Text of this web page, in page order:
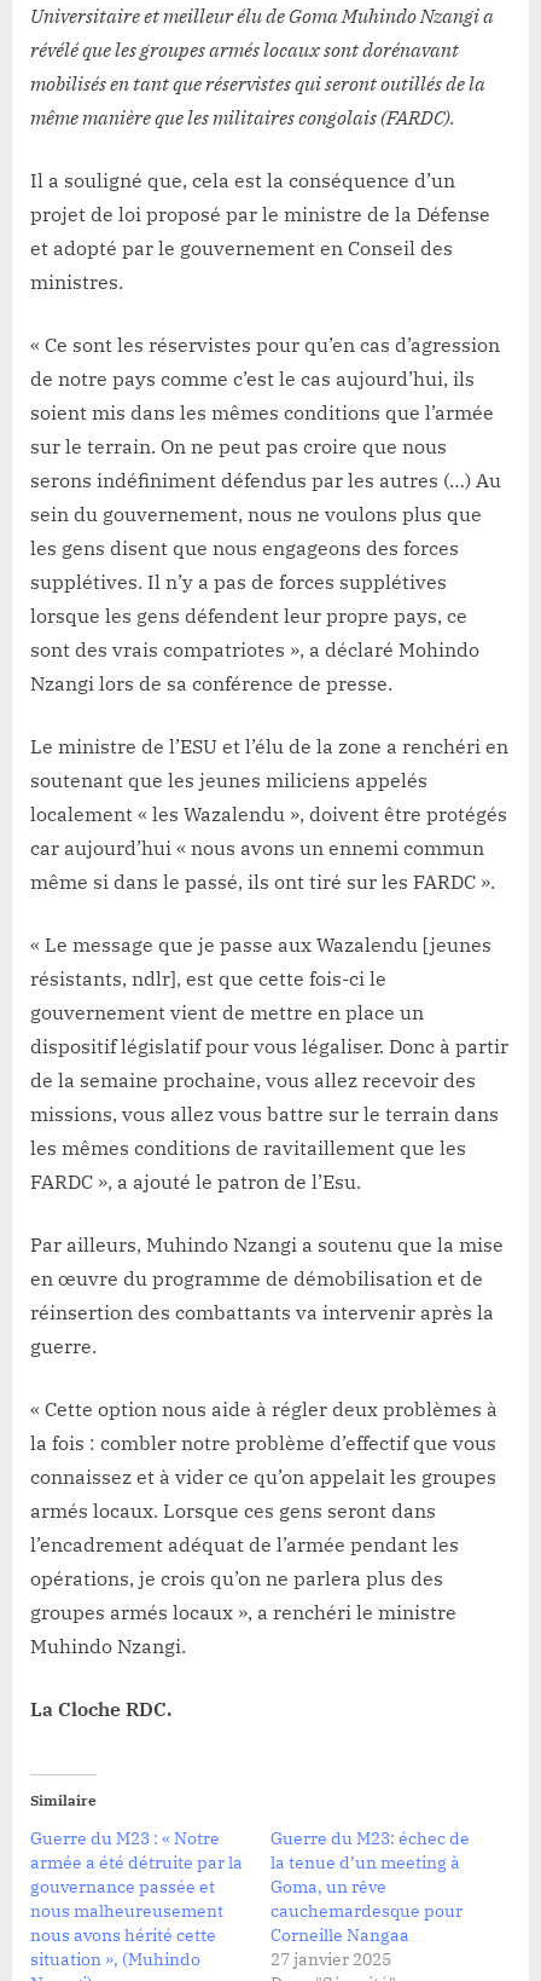
l’agression
du
pays
Universitaire et meilleur élu de Goma Muhindo Nzangi a
révélé que les groupes armés locaux sont dorénavant
mobilisés en tant que réservistes qui seront outillés de la
même manière que les militaires congolais (FARDC).
Il a souligné que, cela est la conséquence d’un
projet de loi proposé par le ministre de la Défense
et adopté par le gouvernement en Conseil des
ministres.
« Ce sont les réservistes pour qu’en cas d’agression
de notre pays comme c’est le cas aujourd’hui, ils
soient mis dans les mêmes conditions que l’armée
sur le terrain. On ne peut pas croire que nous
serons indéfiniment défendus par les autres (…) Au
sein du gouvernement, nous ne voulons plus que
les gens disent que nous engageons des forces
supplétives. Il n’y a pas de forces supplétives
lorsque les gens défendent leur propre pays, ce
sont des vrais compatriotes », a déclaré Mohindo
Nzangi lors de sa conférence de presse.
Le ministre de l’ESU et l’élu de la zone a renchéri en
soutenant que les jeunes miliciens appelés
localement « les Wazalendu », doivent être protégés
car aujourd’hui « nous avons un ennemi commun
même si dans le passé, ils ont tiré sur les FARDC ».
« Le message que je passe aux Wazalendu [jeunes
résistants, ndlr], est que cette fois-ci le
gouvernement vient de mettre en place un
dispositif législatif pour vous légaliser. Donc à partir
de la semaine prochaine, vous allez recevoir des
missions, vous allez vous battre sur le terrain dans
les mêmes conditions de ravitaillement que les
FARDC », a ajouté le patron de l’Esu.
Par ailleurs, Muhindo Nzangi a soutenu que la mise
en œuvre du programme de démobilisation et de
réinsertion des combattants va intervenir après la
guerre.
« Cette option nous aide à régler deux problèmes à
la fois : combler notre problème d’effectif que vous
connaissez et à vider ce qu’on appelait les groupes
armés locaux. Lorsque ces gens seront dans
l’encadrement adéquat de l’armée pendant les
opérations, je crois qu’on ne parlera plus des
groupes armés locaux », a renchéri le ministre
Muhindo Nzangi.
La Cloche RDC.
Similaire
Guerre du M23 : « Notre
armée a été détruite par la
gouvernance passée et
nous malheureusement
nous avons hérité cette
situation », (Muhindo
Guerre du M23: échec de
la tenue d’un meeting à
Goma, un rêve
cauchemardesque pour
Corneille Nangaa
27 janvier 2025